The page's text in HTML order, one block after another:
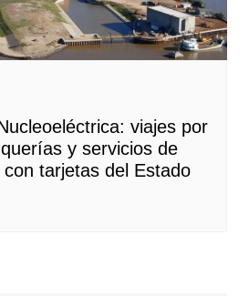
viajes por
y servicios de
tarjetas del Estado